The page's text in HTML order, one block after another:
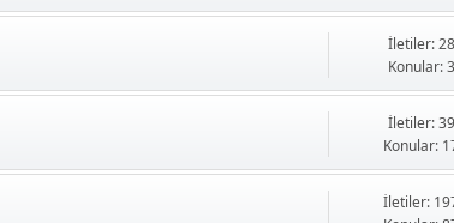
İletiler: 28
Konular: 3
İletiler: 39
Konular:
İletiler: